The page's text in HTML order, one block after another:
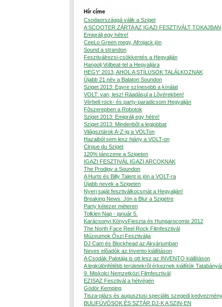
Hír címe
Csodaországgá válik a Sziget
A SCOOTER ZÁRTA AZ IGAZI FESZTIVÁLT TOKAJBAN
Emigrálj egy hétre!
CeeLo Green megy, Afrojack jön
Sound a strandon
Fesztiválrezsi-csökkentés a Hegyalján
Hangolj Volbeat-tel a Hegyaljára
HEGY' 2013, AHOL A STÍLUSOK TALÁLKOZNAK
Újabb 21 név a Balaton Soundon
Sziget 2013: Egyre színesebb a kínálat
VOLT: van, lesz! Ráadásul a Lõvérekben!
Vérbeli rock- és party-paradicsom Hegyalján
Fõszerepben a Robotok
Sziget 2013: Emigrálj egy hétre!
Sziget 2013: Mindenbõl a legjobbat
Világsztárok A-Z-ig a VOLTon
Hazaiból sem lesz hiány a VOLT-on
Cirque du Sziget
120% tánczene a Szigeten
IGAZI FESZTIVÁL IGAZI ARCOKNAK
The Prodigy a Soundon
A Hurts és Billy Talent is jön a VOLT-ra
Újabb nevek a Szigeten
Nyerj saját fesztiválkocsmát a Hegyalján!
Breaking News: Jön a Blur a Szigetre
Party kétezer méteren
Tolkien Nap - január 5.
Karácsonyi KönyvFieszta és Hungarocomix 2012
The North Face Reel Rock Filmfesztivál
Múzeumok Õszi Fesztiválja
DJ Cam és Blockhead az Akváriumban
Neves elõadók az Invento kiállításon
A Csodák Palotája is ott lesz az INVENTO kiállításon
A legkülönfélébb területekrõl érkeznek kiállítók
9. Miskolci Nemzetközi Filmfesztivál
EZISAZ Fesztivál a hétvégén
Gödör Kemping
Tisza-plázs és augusztusi speciális szegedi kedvezmény
BULIFÚVÓSOK ÉS SZTÁR DJ-K A SZIN-EN